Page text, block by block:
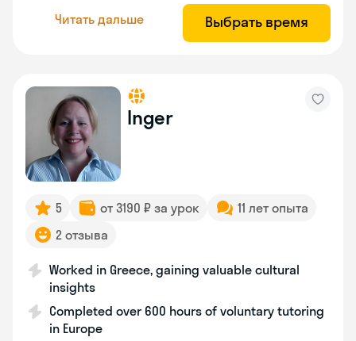
Читать дальше Выбрать время
Inger
5 от 3190 ₽ за урок
11 лет опыта
2 отзыва
Worked in Greece, gaining valuable cultural
insights
Completed over 600 hours of voluntary tutoring
in Europe